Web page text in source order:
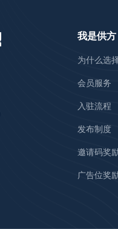
我是供方
为什么选
会员服务
入驻流程
发布制度
邀请码奖
广告位奖